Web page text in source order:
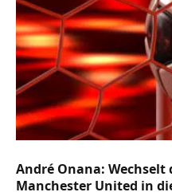
André Onana: Wechselt
Manchester United in